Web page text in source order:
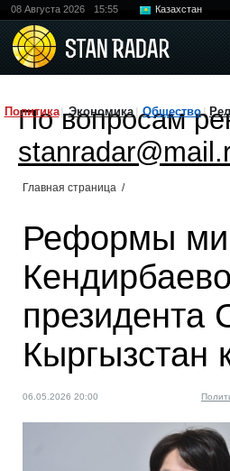
08 Августа 2026 15:55 Казахстан
Политика Экономика Общество
По вопросам
Главная страница /
Реформы
президента
Кыргызстан
06.05.2026 20:00